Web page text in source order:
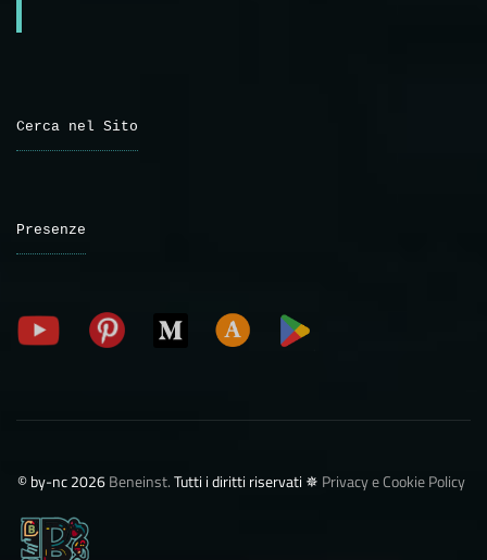
Cerca nel Sito
Presenze
©️ by-nc 2026Beneinst.Tutti i diritti riservati ✵ Privacy e Cookie Policy